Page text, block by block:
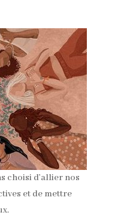
choisi d’allier nos
et de mettre